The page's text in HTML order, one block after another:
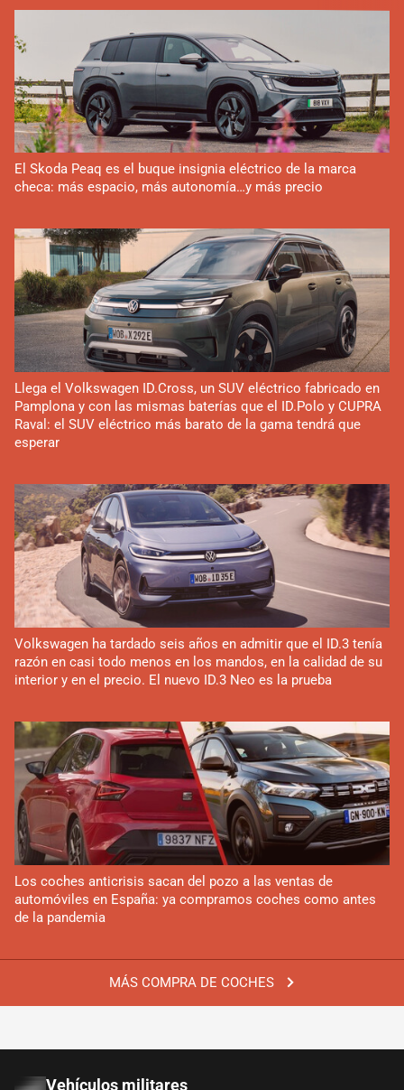
MÁS COMPRA DE COCHES
El Skoda Peaq es el buque insignia eléctrico de la marca
checa: más espacio, más autonomía…y más precio
Llega el Volkswagen ID.Cross, un SUV eléctrico fabricado en
Pamplona y con las mismas baterías que el ID.Polo y CUPRA
Raval: el SUV eléctrico más barato de la gama tendrá que
esperar
Volkswagen ha tardado seis años en admitir que el ID.3 tenía
razón en casi todo menos en los mandos, en la calidad de su
interior y en el precio. El nuevo ID.3 Neo es la prueba
Los coches anticrisis sacan del pozo a las ventas de
automóviles en España: ya compramos coches como antes
de la pandemia
Vehículos militares